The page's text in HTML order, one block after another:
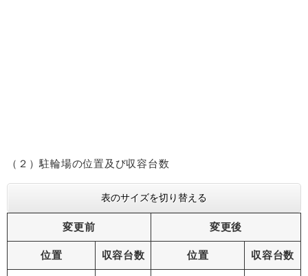
（２）駐輪場の位置及び収容台数
表のサイズを切り替える
変更前 変更後
位置 収容台数 位置 収容台数